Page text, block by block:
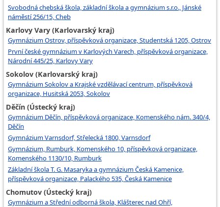
Svobodná chebská škola, základní škola a gymnázium s.r.o., Jánské
náměstí 256/15, Cheb
Karlovy Vary (Karlovarský kraj)
Gymnázium Ostrov, příspěvková organizace, Studentská 1205, Ostrov
První české gymnázium v Karlových Varech, příspěvková organizace,
Národní 445/25, Karlovy Vary
Sokolov (Karlovarský kraj)
Gymnázium Sokolov a Krajské vzdělávací centrum, příspěvková
organizace, Husitská 2053, Sokolov
Děčín (Ústecký kraj)
Gymnázium Děčín, příspěvková organizace, Komenského nám. 340/4,
Děčín
Gymnázium Varnsdorf, Střelecká 1800, Varnsdorf
Gymnázium, Rumburk, Komenského 10, příspěvková organizace,
Komenského 1130/10, Rumburk
Základní škola T. G. Masaryka a gymnázium Česká Kamenice,
příspěvková organizace, Palackého 535, Česká Kamenice
Chomutov (Ústecký kraj)
Gymnázium a Střední odborná škola, Klášterec nad Ohří,